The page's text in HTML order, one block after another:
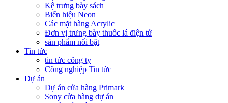
Kệ trưng bày sách
Biển hiệu Neon
Các mặt hàng Acrylic
Đơn vị trưng bày thuốc lá điện tử
sản phẩm nổi bật
Tin tức
tin tức công ty
Công nghiệp Tin tức
Dự án
Dự án cửa hàng Primark
Sony cửa hàng dự án